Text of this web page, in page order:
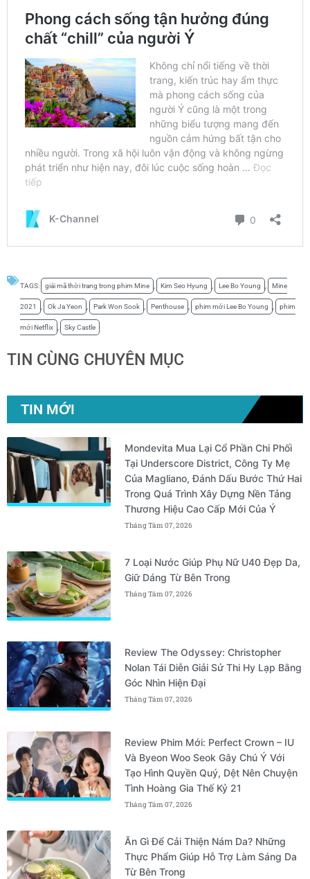
TAGS: giải mã thời trang trong phim Mine Kim Seo Hyung Lee Bo Young Mine
2021 Ok Ja Yeon Park Won Sook Penthouse phim mới Lee Bo Young phim
mới Netflix Sky Castle
TIN CÙNG CHUYÊN MỤC
TIN MỚI
Mondevita Mua Lại Cổ Phần Chi Phối
Tại Underscore District, Công Ty Mẹ
Của Magliano, Đánh Dấu Bước Thứ Hai
Trong Quá Trình Xây Dựng Nền Tảng
Thương Hiệu Cao Cấp Mới Của Ý
Tháng Tám 07, 2026
7 Loại Nước Giúp Phụ Nữ U40 Đẹp Da,
Giữ Dáng Từ Bên Trong
Tháng Tám 07, 2026
Review The Odyssey: Christopher
Nolan Tái Diễn Giải Sử Thi Hy Lạp Bằng
Góc Nhìn Hiện Đại
Tháng Tám 07, 2026
Review Phim Mới: Perfect Crown – IU
Và Byeon Woo Seok Gây Chú Ý Với
Tạo Hình Quyền Quý, Dệt Nên Chuyện
Tình Hoàng Gia Thế Kỷ 21
Tháng Tám 07, 2026
Ăn Gì Để Cải Thiện Nám Da? Những
Thực Phẩm Giúp Hỗ Trợ Làm Sáng Da
Từ Bên Trong